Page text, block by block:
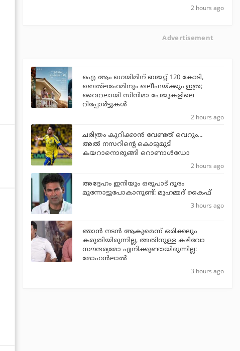
2 hours ago
Advertisement
ഐ ആം ഗെയിമിന് ബജറ്റ് 120 കോടി,
ബെത്‌ലഹേമിനും ഖലീഫയ്ക്കും ഇത്ര;
വൈറലായി സിനിമാ പേജുകളിലെ
റിപ്പോര്‍ട്ടുകള്‍
2 hours ago
ചരിത്രം കുറിക്കാന്‍ വേണ്ടത് വെറും...
അല്‍ നസറിന്റെ കൊടുമുടി
കയറാനൊരുങ്ങി റൊണാള്‍ഡോ
2 hours ago
അദ്ദേഹം ഇനിയും ഒരുപാട് ദൂരം
മുന്നോട്ടുപോകാനുണ്ട്: മുഹമ്മദ് കൈഫ്
3 hours ago
ഞാൻ നടൻ ആകുമെന്ന് ഒരിക്കലും
കരുതിയിരുന്നില്ല, അതിനുള്ള കഴിവോ
സൗന്ദര്യമോ എനിക്കുണ്ടായിരുന്നില്ല:
മോഹൻലാൽ
3 hours ago